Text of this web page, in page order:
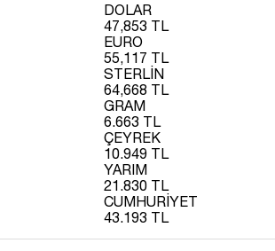
DOLAR
47,853 TL
EURO
55,117 TL
STERLİN
64,668 TL
GRAM
6.663 TL
ÇEYREK
10.949 TL
YARIM
21.830 TL
CUMHURİYET
43.193 TL